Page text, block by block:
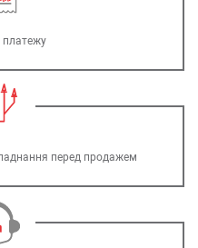
платежу
перед продажем